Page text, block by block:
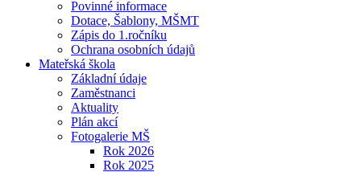
Povinné informace
Dotace, Šablony, MŠMT
Zápis do 1.ročníku
Ochrana osobních údajů
Mateřská škola
Základní údaje
Zaměstnanci
Aktuality
Plán akcí
Fotogalerie MŠ
Rok 2026
Rok 2025